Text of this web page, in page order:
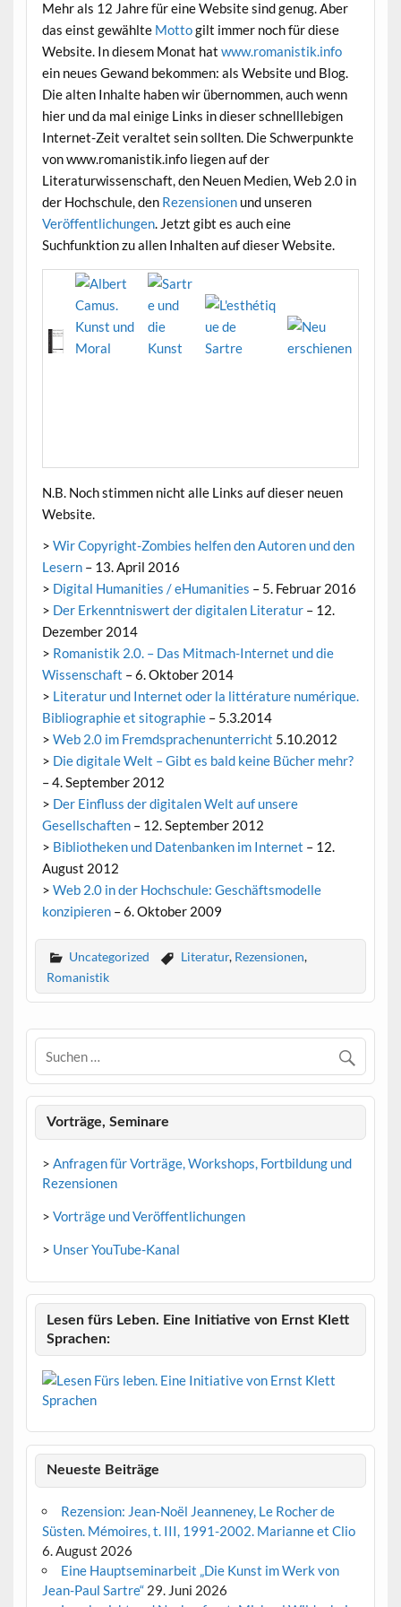
Mehr als 12 Jahre für eine Website sind genug. Aber
das einst gewählte Mottogilt immer noch für diese
Website. In diesem Monat hat www.romanistik.info
ein neues Gewand bekommen: als Website und Blog.
Die alten Inhalte haben wir übernommen, auch wenn
hier und da mal einige Links in dieser schnelllebigen
Internet-Zeit veraltet sein sollten. Die Schwerpunkte
von www.romanistik.info liegen auf der
Literaturwissenschaft, den Neuen Medien, Web 2.0 in
der Hochschule, den Rezensionenund unseren
Veröffentlichungen. Jetzt gibt es auch eine
Suchfunktion zu allen Inhalten auf dieser Website.
N.B. Noch stimmen nicht alle Links auf dieser neuen
Website.
> Wir Copyright-Zombies helfen den Autoren und den
Lesern– 13. April 2016
> Digital Humanities / eHumanities – 5. Februar 2016
> Der Erkenntniswert der digitalen Literatur– 12.
Dezember 2014
> Romanistik 2.0. – Das Mitmach-Internet und die
Wissenschaft – 6. Oktober 2014
> Literatur und Internet oder la littérature numérique.
Bibliographie et sitographie– 5.3.2014
> Web 2.0 im Fremdsprachenunterricht 5.10.2012
> Die digitale Welt – Gibt es bald keine Bücher mehr?
– 4. September 2012
> Der Einfluss der digitalen Welt auf unsere
Gesellschaften– 12. September 2012
> Bibliotheken und Datenbanken im Internet – 12.
August 2012
> Web 2.0 in der Hochschule: Geschäftsmodelle
konzipieren– 6. Oktober 2009
Uncategorized Literatur, Rezensionen,
Romanistik
Vorträge, Seminare
> Anfragen für Vorträge, Workshops, Fortbildung und
Rezensionen
> Vorträge und Veröffentlichungen
> Unser YouTube-Kanal
Lesen fürs Leben. Eine Initiative von Ernst Klett
Sprachen:
Neueste Beiträge
Rezension: Jean-Noël Jeanneney, Le Rocher de
Süsten. Mémoires, t. III, 1991-2002. Marianne et Clio
6. August 2026
Eine Hauptseminarbeit „Die Kunst im Werk von
Jean-Paul Sartre“ 29. Juni 2026